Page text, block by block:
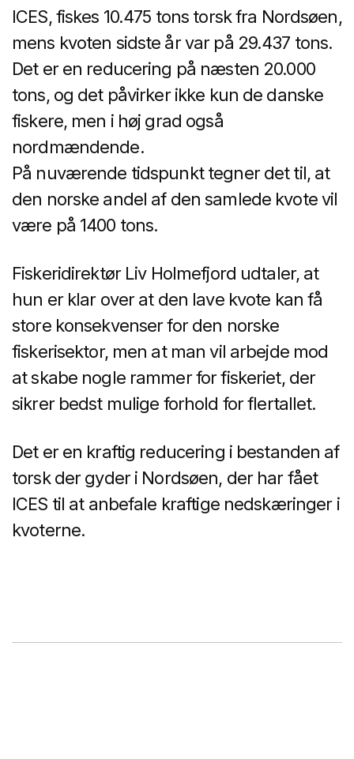
ICES, fiskes 10.475 tons torsk fra Nordsøen,
mens kvoten sidste år var på 29.437 tons.
Det er en reducering på næsten 20.000
tons, og det påvirker ikke kun de danske
fiskere, men i høj grad også
nordmændende.
På nuværende tidspunkt tegner det til, at
den norske andel af den samlede kvote vil
være på 1400 tons.
Fiskeridirektør Liv Holmefjord udtaler, at
hun er klar over at den lave kvote kan få
store konsekvenser for den norske
fiskerisektor, men at man vil arbejde mod
at skabe nogle rammer for fiskeriet, der
sikrer bedst mulige forhold for flertallet.
Det er en kraftig reducering i bestanden af
torsk der gyder i Nordsøen, der har fået
ICES til at anbefale kraftige nedskæringer i
kvoterne.